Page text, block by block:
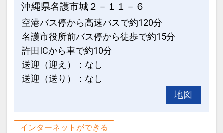
●アウトドアプール
エメラルドビーチや伊江島を望む解放的
なプール。
キッズプールやジェットバスもあり、ご
家族でも楽しめます。
営業期間）３月下旬～１０月
営業時間）季節により異なります。ホテ
沖縄県名護市城２－１１－６
空港バス停から高速バスで約120分
名護市役所前バス停から徒歩で約15分
許田ICから車で約10分
送迎（迎え）：なし
送迎（送り）：なし
地図
インターネットができる